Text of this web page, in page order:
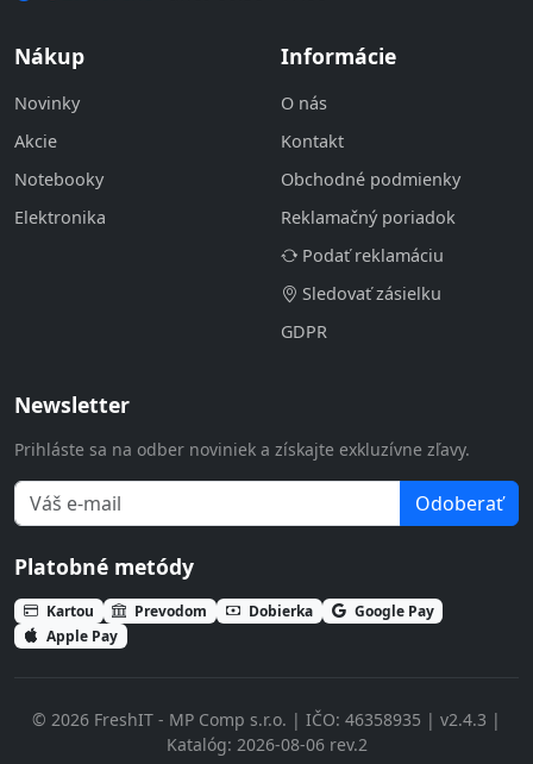
Nákup
Novinky
Akcie
Notebooky
Elektronika
Informácie
O nás
Kontakt
Obchodné podmienky
Reklamačný poriadok
Podať reklamáciu
Sledovať zásielku
GDPR
Newsletter
Prihláste sa na odber noviniek a získajte exkluzívne zľavy.
Odoberať
Platobné metódy
Kartou Prevodom Dobierka
Google Pay
Apple Pay
© 2026 FreshIT - MP Comp s.r.o. | IČO: 46358935 | v2.4.3 |
Katalóg: 2026-08-06 rev.2